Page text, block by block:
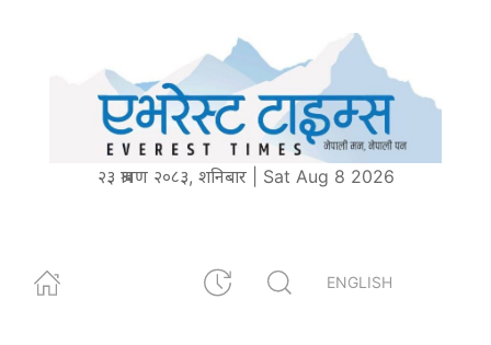
२३ श्रावण २०८३, शनिबार | Sat Aug 8 2026
ENGLISH